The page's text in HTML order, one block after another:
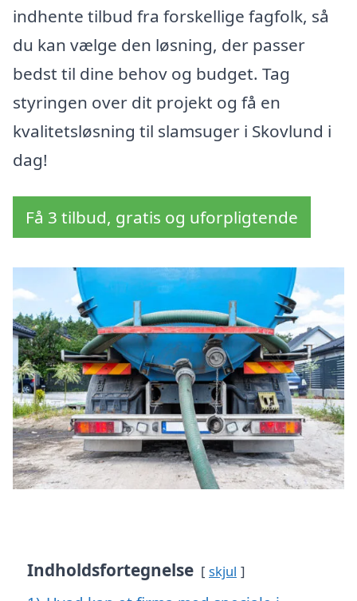
indhente tilbud fra forskellige fagfolk, så
du kan vælge den løsning, der passer
bedst til dine behov og budget. Tag
styringen over dit projekt og få en
kvalitetsløsning til slamsuger i Skovlund i
dag!
Få 3 tilbud, gratis og uforpligtende
Indholdsfortegnelse skjul